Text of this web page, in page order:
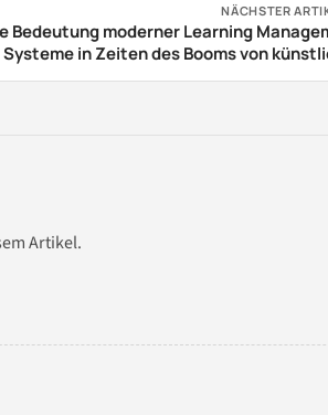
NÄCHSTER
Bedeutung moderner Learning
Systeme in Zeiten des Booms von
Artikel.